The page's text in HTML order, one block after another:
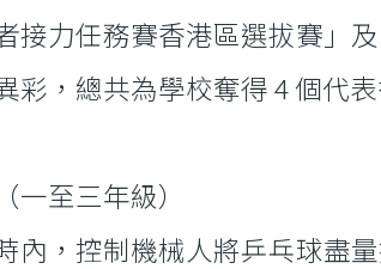
接力任務賽香港區選拔賽」
彩，總共為學校奪得 4 個代
至三年級）
內，控制機械人將乒乓球盡